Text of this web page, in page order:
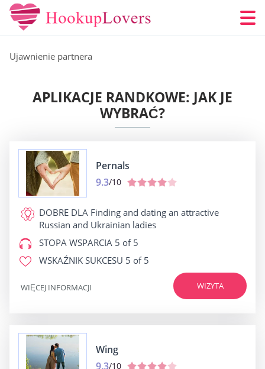
Ujawnienie partnera
APLIKACJE RANDKOWE: JAK JE
WYBRAĆ?
Pernals
9.3/10
DOBRE DLA Finding and dating an attractive
Russian and Ukrainian ladies
STOPA WSPARCIA 5 of 5
WSKAŹNIK SUKCESU 5 of 5
WIZYTA
WIĘCEJ INFORMACJI
Wing
9.3/10